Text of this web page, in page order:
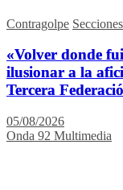
Contragolpe Secciones
«Volver donde
ilusionar a la
Tercera
05/08/2026
Onda 92 Multimedia